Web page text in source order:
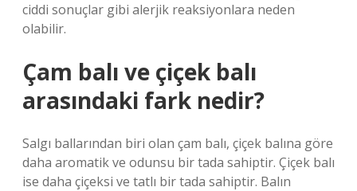
ciddi sonuçlar gibi alerjik reaksiyonlara neden
olabilir.
Çam balı ve çiçek balı
arasındaki fark nedir?
Salgı ballarından biri olan çam balı, çiçek balına göre
daha aromatik ve odunsu bir tada sahiptir. Çiçek balı
ise daha çiçeksi ve tatlı bir tada sahiptir. Balın